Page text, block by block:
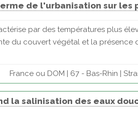
de l'urbanisation sur les
par des températures plus
du couvert végétal et la présence
France ou DOM | 67 - Bas-Rhin |
la salinisation des eaux